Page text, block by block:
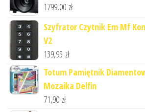
1799,00 zł
Szyfrator Czytnik Em Mf
V2
139,95 zł
Totum Pamiętnik
Mozaika Delfin
71,90 zł